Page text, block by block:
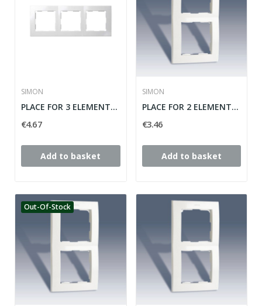
SIMON
PLACE FOR 3 ELEMENTS WHITE SIMON 28 ref: 28630-30
€4.67
Add to basket
SIMON
PLACE FOR 2 ELEMENTS WHITE SIMON 28 ref: 28620-30
€3.46
Add to basket
Out-Of-Stock